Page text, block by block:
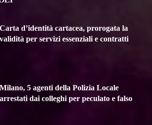
Carta d’identità cartacea, prorogata la
validità per servizi essenziali e contratti
Milano, 5 agenti della Polizia Locale
arrestati dai colleghi per peculato e falso